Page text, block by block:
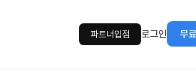
파트너입점 로그인 무